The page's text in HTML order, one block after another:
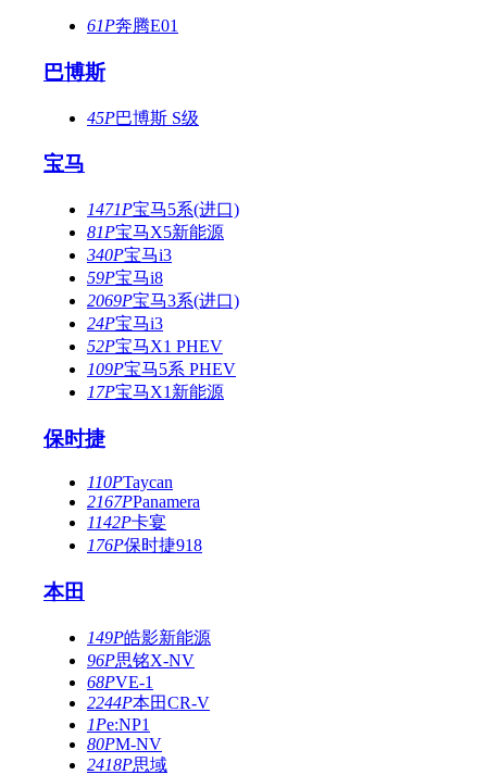
61P奔腾E01
巴博斯
45P巴博斯 S级
宝马
1471P宝马5系(进口)
81P宝马X5新能源
340P宝马i3
59P宝马i8
2069P宝马3系(进口)
24P宝马i3
52P宝马X1 PHEV
109P宝马5系 PHEV
17P宝马X1新能源
保时捷
110PTaycan
2167PPanamera
1142P卡宴
176P保时捷918
本田
149P皓影新能源
96P思铭X-NV
68PVE-1
2244P本田CR-V
1Pe:NP1
80PM-NV
2418P思域